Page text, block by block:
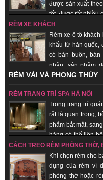
được sản xuất
tốt, được rất nhiều
hàng nhanh, uy tín, chất lượng.
RÈM XE KHÁCH
Rèm xe ô tô
khẩu từ hàn quốc,
có bán buôn,
nhận, sản phẩm
thành rẻ, giao hàng nhanh, uy tín,
RÈM VẢI VÀ PHONG THỦY
RÈM TRANG TRÍ SPA HÀ NỘI
Trong trang trí
rất là quan trọng,
phẩm bắt mắt,
hàng có thể liên
sản phẩm đẹp cho quán của
trang trí quán spa giúp quý
phẩm đẹp, rẻ.
CÁCH TREO RÈM PHÒNG THỜ,
Khi chọn rèm cho
dụng của rèm ví
phòng thờ hoặc